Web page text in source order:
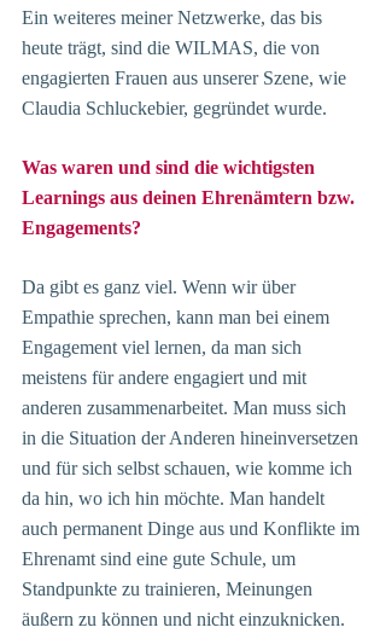
Ein weiteres meiner Netzwerke, das bis
heute trägt, sind die WILMAS, die von
engagierten Frauen aus unserer Szene, wie
Claudia Schluckebier, gegründet wurde.
Was waren und sind die wichtigsten
Learnings aus deinen Ehrenämtern bzw.
Engagements?
Da gibt es ganz viel. Wenn wir über
Empathie sprechen, kann man bei einem
Engagement viel lernen, da man sich
meistens für andere engagiert und mit
anderen zusammenarbeitet. Man muss sich
in die Situation der Anderen hineinversetzen
und für sich selbst schauen, wie komme ich
da hin, wo ich hin möchte. Man handelt
auch permanent Dinge aus und Konflikte im
Ehrenamt sind eine gute Schule, um
Standpunkte zu trainieren, Meinungen
äußern zu können und nicht einzuknicken.